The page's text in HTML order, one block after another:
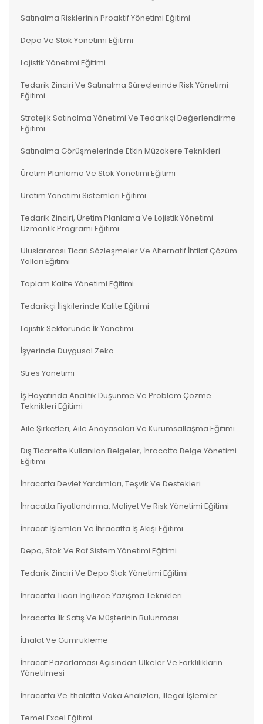
Satınalma Risklerinin Proaktif Yönetimi Eğitimi
Depo Ve Stok Yönetimi Eğitimi
Lojistik Yönetimi Eğitimi
Tedarik Zinciri Ve Satınalma Süreçlerinde Risk Yönetimi
Eğitimi
Stratejik Satınalma Yönetimi Ve Tedarikçi Değerlendirme
Eğitimi
Satınalma Görüşmelerinde Etkin Müzakere Teknikleri
Üretim Planlama Ve Stok Yönetimi Eğitimi
Üretim Yönetimi Sistemleri Eğitimi
Tedarik Zinciri, Üretim Planlama Ve Lojistik Yönetimi
Uzmanlık Programı Eğitimi
Uluslararası Ticari Sözleşmeler Ve Alternatif İhtilaf Çözüm
Yolları Eğitimi
Toplam Kalite Yönetimi Eğitimi
Tedarikçi İlişkilerinde Kalite Eğitimi
Lojistik Sektöründe İk Yönetimi
İşyerinde Duygusal Zeka
Stres Yönetimi
İş Hayatında Analitik Düşünme Ve Problem Çözme
Teknikleri Eğitimi
Aile Şirketleri, Aile Anayasaları Ve Kurumsallaşma Eğitimi
Dış Ticarette Kullanılan Belgeler, İhracatta Belge Yönetimi
Eğitimi
İhracatta Devlet Yardımları, Teşvik Ve Destekleri
İhracatta Fiyatlandırma, Maliyet Ve Risk Yönetimi Eğitimi
İhracat İşlemleri Ve İhracatta İş Akışı Eğitimi
Depo, Stok Ve Raf Sistem Yönetimi Eğitimi
Tedarik Zinciri Ve Depo Stok Yönetimi Eğitimi
İhracatta Ticari İngilizce Yazışma Teknikleri
İhracatta İlk Satış Ve Müşterinin Bulunması
İthalat Ve Gümrükleme
İhracat Pazarlaması Açısından Ülkeler Ve Farklılıkların
Yönetilmesi
İhracatta Ve İthalatta Vaka Analizleri, İllegal İşlemler
Temel Excel Eğitimi